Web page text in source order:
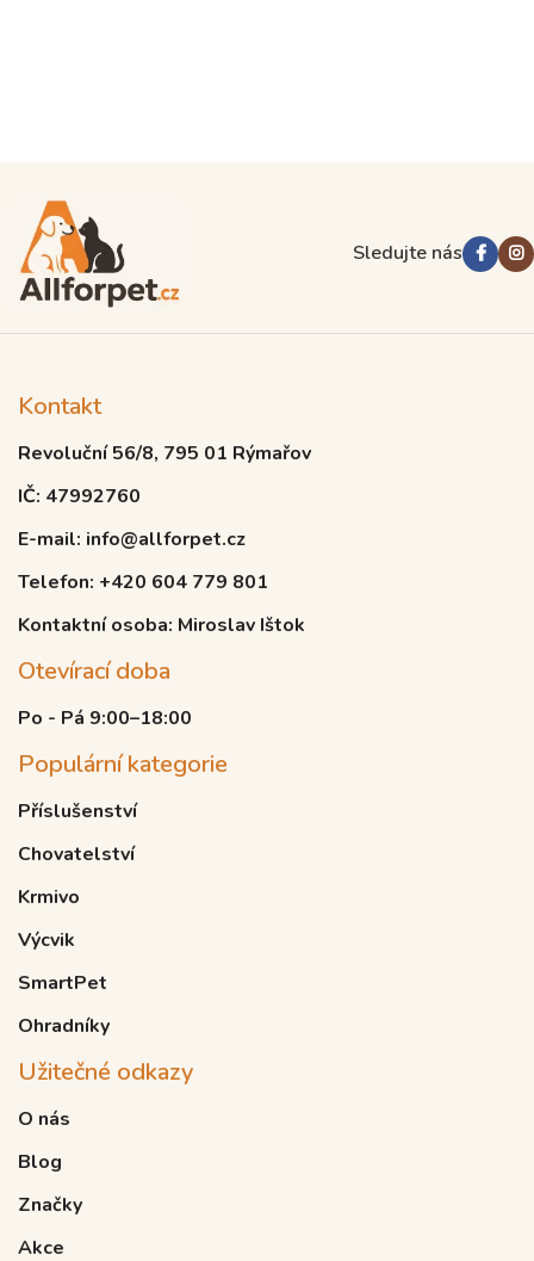
Sledujte nás
Kontakt
Revoluční 56/8, 795 01 Rýmařov
IČ: 47992760
E-mail: info@allforpet.cz
Telefon: +420 604 779 801
Kontaktní osoba: Miroslav Ištok
Otevírací doba
Po - Pá 9:00–18:00
Populární kategorie
Příslušenství
Chovatelství
Krmivo
Výcvik
SmartPet
Ohradníky
Užitečné odkazy
O nás
Blog
Značky
Akce